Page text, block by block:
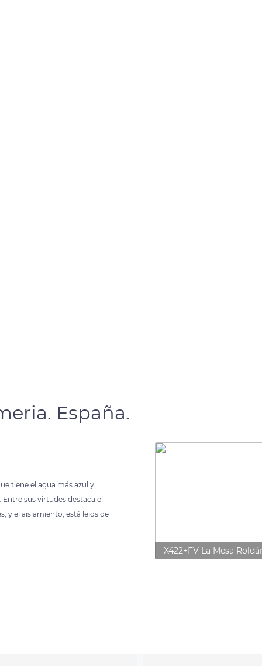
España.
tiene el agua más azul y
Entre sus virtudes destaca el
y el aislamiento, está lejos de
X422+FV La Mesa
with regulations. Customize your preferences to control